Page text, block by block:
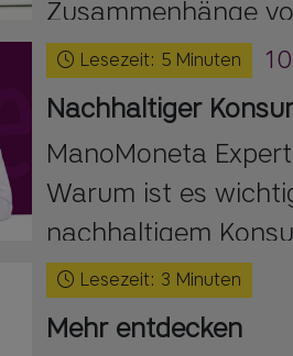
Zusammenhänge
verstehen.
Lesezeit: 5 Minuten
Nachhaltiger
ManoMoneta
Warum ist es
nachhaltigem
beschäftigen?
Lesezeit: 3 Minuten
Mehr entdecken